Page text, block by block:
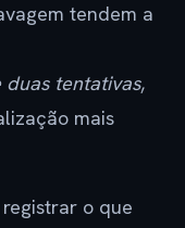
tendem a
tentativas,
mais
o que